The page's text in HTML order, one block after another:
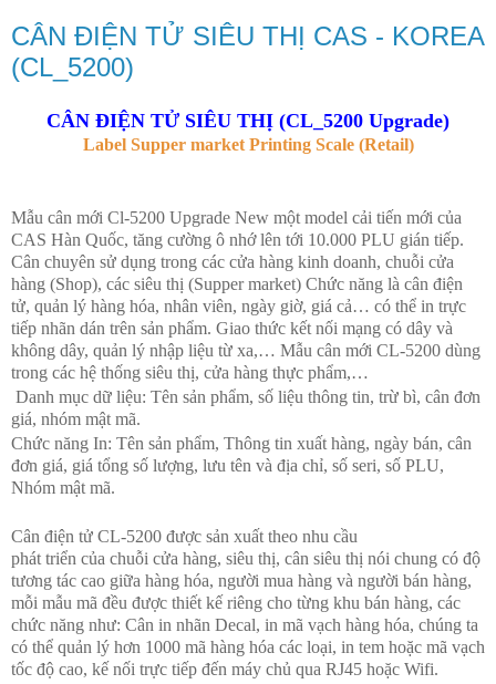
CÂN ĐIỆN TỬ SIÊU THỊ CAS - KOREA
(CL_5200)
CÂN ĐIỆN TỬ SIÊU THỊ (CL_5200 Upgrade)
Label Supper market Printing Scale (Retail)
Mẫu cân mới Cl-5200 Upgrade New một model cải tiến mới của
CAS Hàn Quốc, tăng cường ô nhớ lên tới 10.000 PLU gián tiếp.
Cân chuyên sử dụng trong các cửa hàng kinh doanh, chuỗi cửa
hàng (Shop), các siêu thị (Supper market) Chức năng là cân điện
tử, quản lý hàng hóa, nhân viên, ngày giờ, giá cả… có thể in trực
tiếp nhãn dán trên sản phẩm. Giao thức kết nối mạng có dây và
không dây, quản lý nhập liệu từ xa,… Mẫu cân mới CL-5200 dùng
trong các hệ thống siêu thị, cửa hàng thực phẩm,…
Danh mục dữ liệu: Tên sản phẩm, số liệu thông tin, trừ bì, cân đơn
giá, nhóm mật mã.
Chức năng In: Tên sản phẩm, Thông tin xuất hàng, ngày bán, cân
đơn giá, giá tổng số lượng, lưu tên và địa chỉ, số seri, số PLU,
Nhóm mật mã.
Cân điện tử CL-5200 được sản xuất theo nhu cầu
phát triển của chuỗi cửa hàng, siêu thị, cân siêu thị nói chung có độ
tương tác cao giữa hàng hóa, người mua hàng và người bán hàng,
mỗi mẫu mã đều được thiết kế riêng cho từng khu bán hàng, các
chức năng như: Cân in nhãn Decal, in mã vạch hàng hóa, chúng ta
có thể quản lý hơn 1000 mã hàng hóa các loại, in tem hoặc mã vạch
tốc độ cao, kế nối trực tiếp đến máy chủ qua RJ45 hoặc Wifi.